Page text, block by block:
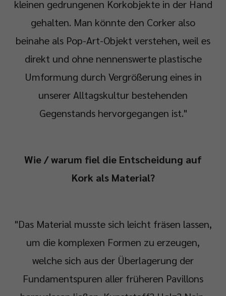
kleinen gedrungenen Korkobjekte in der Hand
gehalten. Man könnte den Corker also
beinahe als Pop-Art-Objekt verstehen, weil es
direkt und ohne nennenswerte plastische
Umformung durch Vergrößerung eines in
unserer Alltagskultur bestehenden
Gegenstands hervorgegangen ist."
Wie / warum fiel die Entscheidung auf
Kork als Material?
"Das Material musste sich leicht fräsen lassen,
um die komplexen Formen zu erzeugen,
welche sich aus der Überlagerung der
Fundamentspuren aller früheren Pavillons